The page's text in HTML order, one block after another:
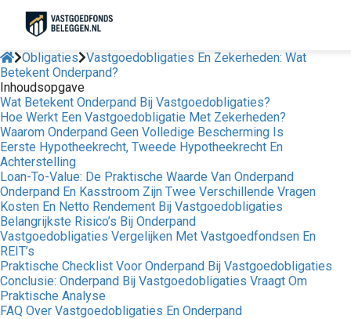
Obligaties Vastgoedobligaties En Zekerheden: Wat
Betekent Onderpand?
Inhoudsopgave
Wat Betekent Onderpand Bij Vastgoedobligaties?
Hoe Werkt Een Vastgoedobligatie Met Zekerheden?
Waarom Onderpand Geen Volledige Bescherming Is
Eerste Hypotheekrecht, Tweede Hypotheekrecht En
Achterstelling
Loan-To-Value: De Praktische Waarde Van Onderpand
Onderpand En Kasstroom Zijn Twee Verschillende Vragen
Kosten En Netto Rendement Bij Vastgoedobligaties
Belangrijkste Risico’s Bij Onderpand
Vastgoedobligaties Vergelijken Met Vastgoedfondsen En
REIT’s
Praktische Checklist Voor Onderpand Bij Vastgoedobligaties
Conclusie: Onderpand Bij Vastgoedobligaties Vraagt Om
Praktische Analyse
FAQ Over Vastgoedobligaties En Onderpand